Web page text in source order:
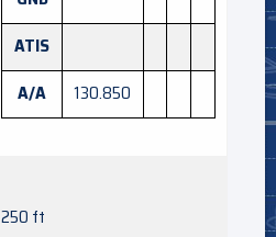
ATIS
A/A
130.850
250 ft